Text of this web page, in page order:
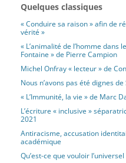
Quelques classiques
« Conduire sa raison » afin de
vérité »
« L’animalité de l’homme dans
Fontaine » de Pierre Campion
Michel Onfray « lecteur » de
Nous n’avons pas été dignes
« L’Immunité, la vie » de Marc
L’écriture « inclusive »
2021
Antiracisme, accusation
académique
Qu’est-ce que vouloir l’universel